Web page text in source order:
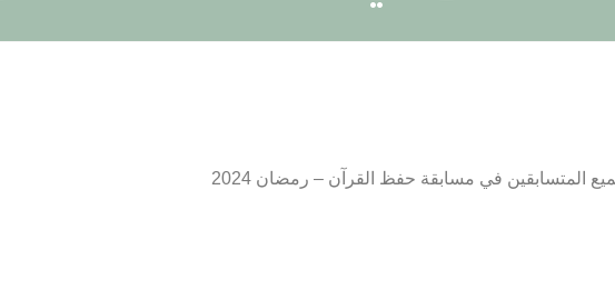
المتسابقين في مسابقة حفظ القرآن – رمضان 2024